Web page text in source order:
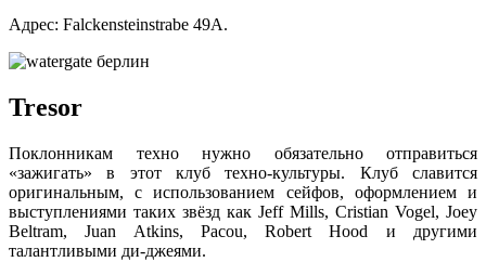
Адрес: Falckensteinstrabe 49A.
Tresor
Поклонникам техно нужно обязательно отправиться
«зажигать» в этот клуб техно-культуры. Клуб славится
оригинальным, с использованием сейфов, оформлением и
выступлениями таких звёзд как Jeff Mills, Cristian Vogel, Joey
Beltram, Juan Atkins, Pacou, Robert Hood и другими
талантливыми ди-джеями.